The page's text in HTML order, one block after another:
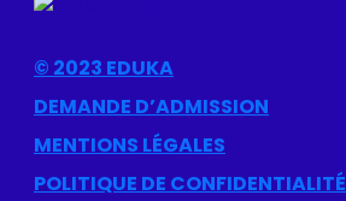
© 2023 EDUKA
DEMANDE D’ADMISSION
MENTIONS LÉGALES
POLITIQUE DE CONFIDENTIALITÉ